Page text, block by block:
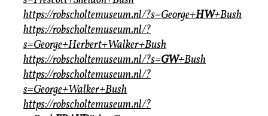
https://robscholtemuseum.nl/?s=George+HW+Bush
https://robscholtemuseum.nl/?
s=George+Herbert+Walker+Bush
https://robscholtemuseum.nl/?s=GW+Bush
https://robscholtemuseum.nl/?
s=George+Walker+Bush
https://robscholtemuseum.nl/?